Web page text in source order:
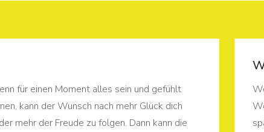
für einen Moment alles sein und gefühlt
kann der Wunsch nach mehr Glück dich
mehr der Freude zu folgen. Dann kann die